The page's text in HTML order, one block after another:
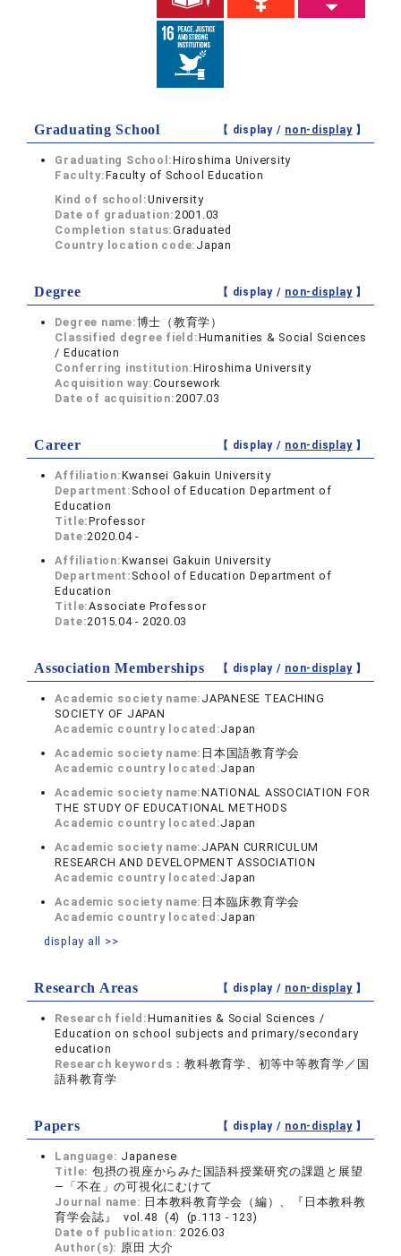
Graduating School 【 display / non-display】
Graduating School:Hiroshima University
Faculty:Faculty of School Education
Kind of school:University
Date of graduation:2001.03
Completion status:Graduated
Country location code: Japan
Degree 【 display / non-display】
Degree name:博士（教育学）
Classified degree field:Humanities & Social Sciences
/ Education
Conferring institution:Hiroshima University
Acquisition way:Coursework
Date of acquisition:2007.03
Career 【 display / non-display】
Affiliation:Kwansei Gakuin University
Department: School of Education Department of
Education
Title:Professor
Date:2020.04 -
Affiliation:Kwansei Gakuin University
Department: School of Education Department of
Education
Title:Associate Professor
Date:2015.04 - 2020.03
Association Memberships 【 display / non-display】
Academic society name: JAPANESE TEACHING
SOCIETY OF JAPAN
Academic country located:Japan
Academic society name: 日本国語教育学会
Academic country located:Japan
Academic society name:NATIONAL ASSOCIATION FOR
THE STUDY OF EDUCATIONAL METHODS
Academic country located:Japan
Academic society name: JAPAN CURRICULUM
RESEARCH AND DEVELOPMENT ASSOCIATION
Academic country located:Japan
Academic society name: 日本臨床教育学会
Academic country located:Japan
display all >>
Research Areas 【 display / non-display】
Research field:Humanities & Social Sciences /
Education on school subjects and primary/secondary
education
Research keywords：教科教育学、初等中等教育学／国
語科教育学
Papers 【 display / non-display】
Language: Japanese
Title: 包摂の視座からみた国語科授業研究の課題と展望
―「不在」の可視化にむけて
Journal name: 日本教科教育学会（編）、『日本教科教
育学会誌』 vol.48 (4) (p.113 - 123)
Date of publication:2026.03
Author(s): 原田 大介